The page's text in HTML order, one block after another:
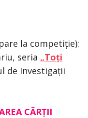
la competiție):
seria „Toți
de Investigații
CĂRȚII